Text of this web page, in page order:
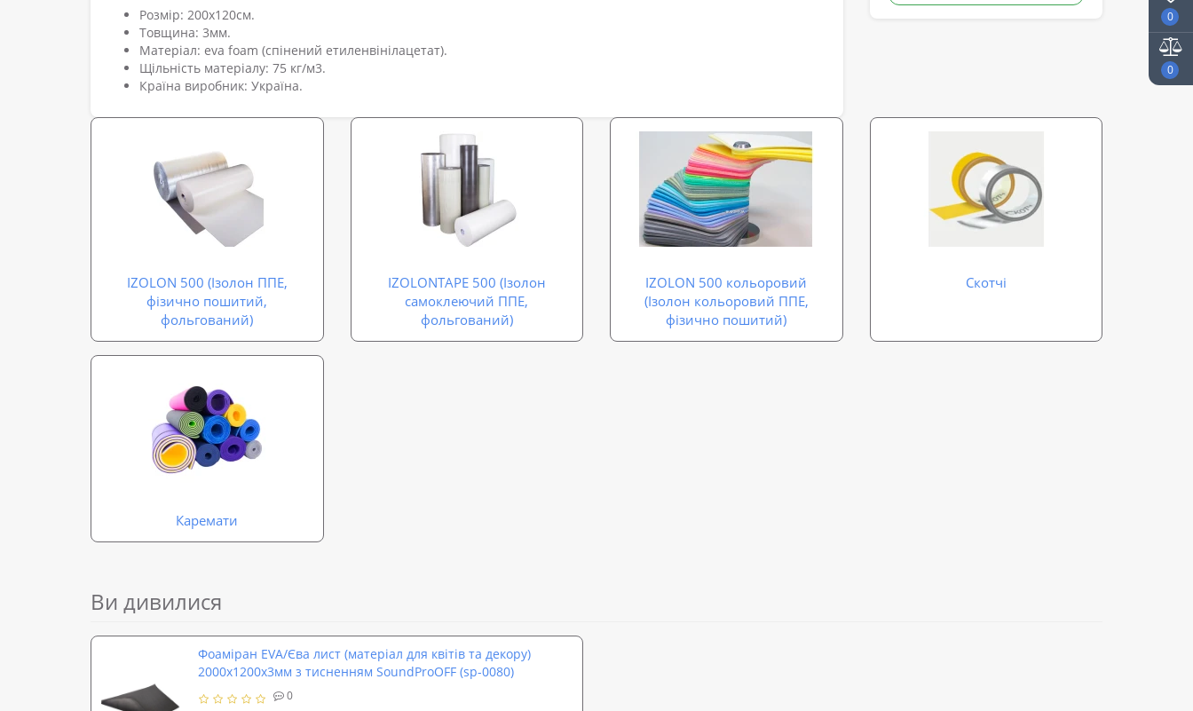
0
0
Розмір: 200х120см.
Товщина: 3мм.
Матеріал: eva foam (спінений етиленвінілацетат).
Щільність матеріалу: 75 кг/м3.
Країна виробник: Україна.
IZOLON 500 (Ізолон ППЕ,
фізично пошитий,
фольгований)
IZOLONTAPE 500 (Ізолон
самоклеючий ППЕ,
фольгований)
IZOLON 500 кольоровий
(Ізолон кольоровий ППЕ,
фізично пошитий)
Скотчі
Каремати
Ви дивилися
Фоаміран EVA/Єва лист (матеріал для квітів та декору)
2000x1200x3мм з тисненням SoundProOFF (sp-0080)
0